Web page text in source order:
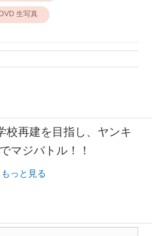
DVD 生写真
校再建を目指し、ヤンキ
マジバトル！！
もっと見る